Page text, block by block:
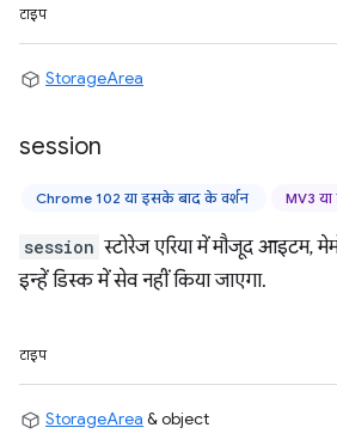
टाइप
StorageArea
session
Chrome 102 या इसके बाद के वर्शन MV3
session स्टोरेज एरिया में मौजूद आइटम,
इन्हें डिस्क में सेव नहीं किया जाएगा.
टाइप
StorageArea & object